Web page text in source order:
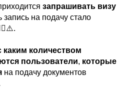
запрашивать визу
запись на подачу стало
каким количеством
пользователи, которые
на подачу документов